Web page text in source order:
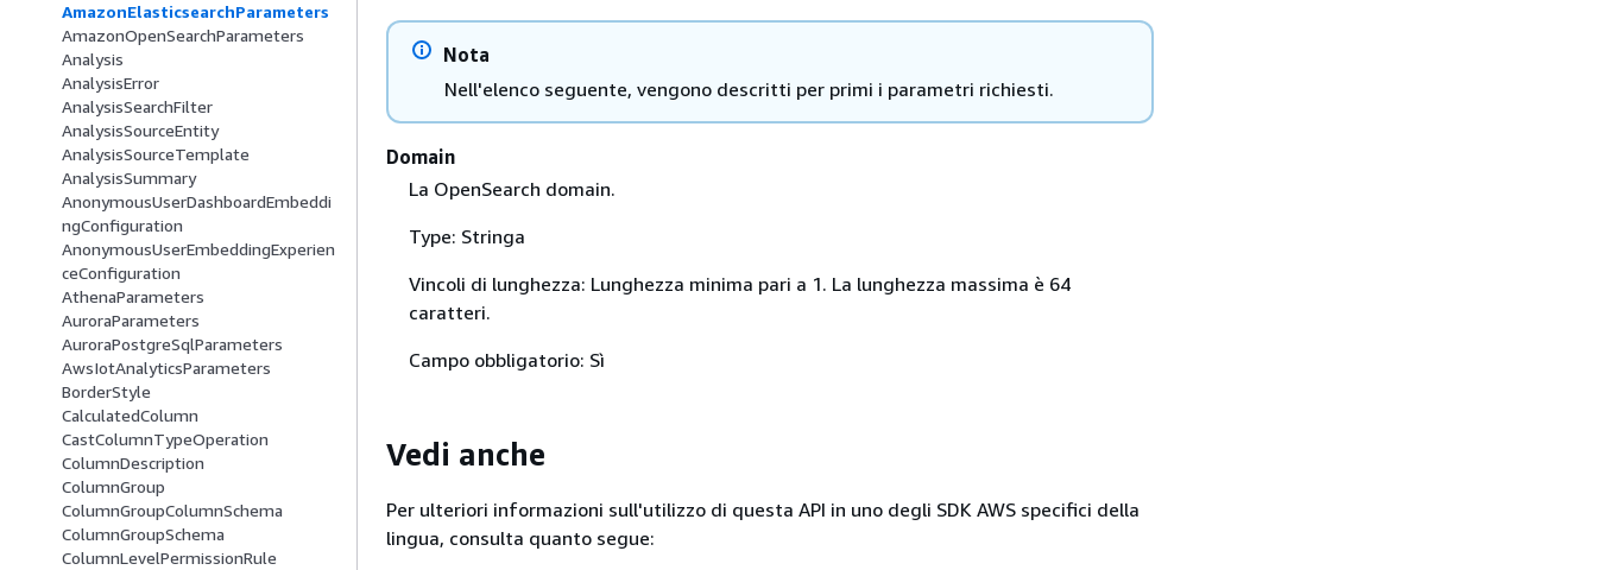
AmazonElasticsearchParameters
AmazonOpenSearchParameters
Analysis
AnalysisError
AnalysisSearchFilter
AnalysisSourceEntity
AnalysisSourceTemplate
AnalysisSummary
AnonymousUserDashboardEmbeddi
ngConfiguration
AnonymousUserEmbeddingExperien
ceConfiguration
AthenaParameters
AuroraParameters
AuroraPostgreSqlParameters
AwsIotAnalyticsParameters
BorderStyle
CalculatedColumn
CastColumnTypeOperation
ColumnDescription
ColumnGroup
ColumnGroupColumnSchema
ColumnGroupSchema
ColumnLevelPermissionRule
Nota
Nell'elenco seguente, vengono descritti per primi i parametri richiesti.
Domain
La OpenSearch domain.
Type: Stringa
Vincoli di lunghezza: Lunghezza minima pari a 1. La lunghezza massima è 64
caratteri.
Campo obbligatorio: Sì
Vedi anche
Per ulteriori informazioni sull'utilizzo di questa API in uno degli SDK AWS specifici della
lingua, consulta quanto segue: